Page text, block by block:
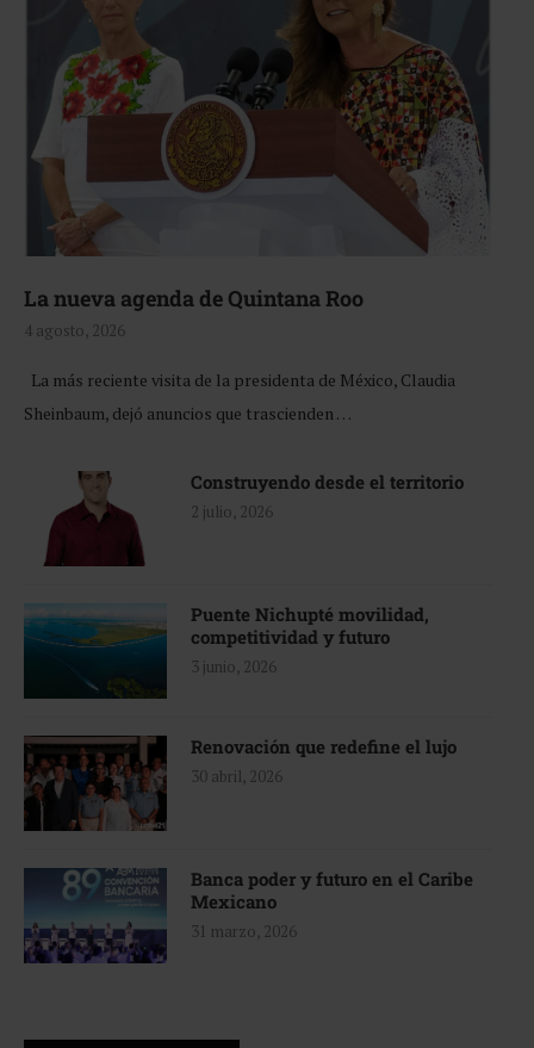
La nueva agenda de Quintana Roo
4 agosto, 2026
La más reciente visita de la presidenta de México, Claudia
Sheinbaum, dejó anuncios que trascienden …
Construyendo desde el territorio
2 julio, 2026
Puente Nichupté movilidad,
competitividad y futuro
3 junio, 2026
Renovación que redefine el lujo
30 abril, 2026
Banca poder y futuro en el Caribe
Mexicano
31 marzo, 2026